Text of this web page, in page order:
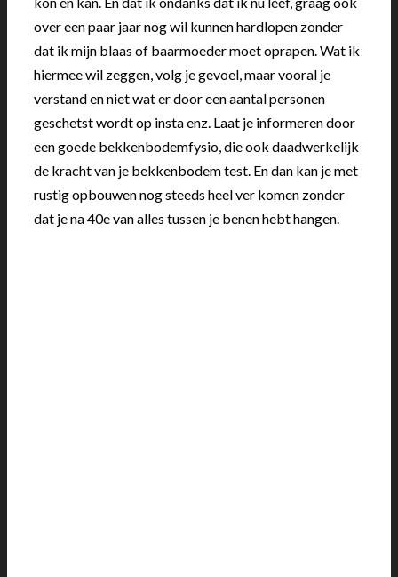
over een paar jaar nog wil kunnen hardlopen zonder
dat ik mijn blaas of baarmoeder moet oprapen. Wat ik
hiermee wil zeggen, volg je gevoel, maar vooral je
verstand en niet wat er door een aantal personen
geschetst wordt op insta enz. Laat je informeren door
een goede bekkenbodemfysio, die ook daadwerkelijk
de kracht van je bekkenbodem test. En dan kan je met
rustig opbouwen nog steeds heel ver komen zonder
dat je na 40e van alles tussen je benen hebt hangen.